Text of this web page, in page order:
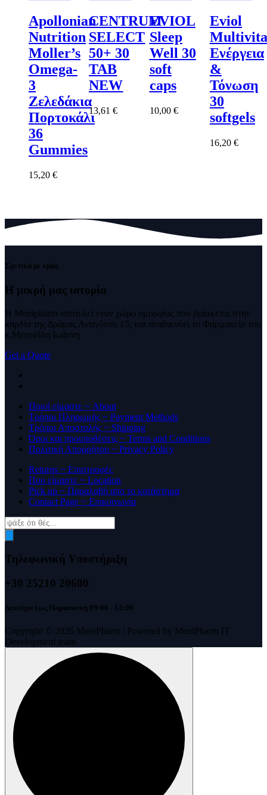
Apollonian
Nutrition
Moller’s
Omega-
3
Ζελεδάκια
Πορτοκάλι
36
Gummies
15,20 €
CENTRUM
SELECT
50+ 30
TAB
NEW
13,61€
EVIOL
Sleep
Well 30
soft
caps
10,00 €
Eviol
Ενέργεια
&
Τόνωση
30
softgels
16,20 €
Σχετικά με εμάς
Η μικρή μας ιστορία
Η Menipharm αποτελεί εναν χώρο ομορφίας που βρίσκεται στην
καρδία της Δράμας Αντιγόνου 15, και αναδικνύει το Φαρμακείο του
κ.Μενεσίδη Ιωάννη
Get a Quote
Ποιοί είμαστε ~ About
Τρόποι Πληρωμής ~ Payment Methods
Τρόποι Αποστολής ~ Shipping
Όροι και προυποθέσεις ~ Terms and Conditions
Πολιτική Απορρήτου ~ Privacy Policy
Returns ~ Επιστροφές
Που είμαστε ~ Location
Pick up ~ Παραλαβή απο το κατάστημα
Contact Page ~ Επικοινωνία
Products
search
Τηλεφωνική Υποστήριξη
+30 25210 20600
Δευτέρα έως Παρασκευή 09:00 - 13:00
Copyright © 2026 MeniPharm | Powered by MeniPharm IT
Development team